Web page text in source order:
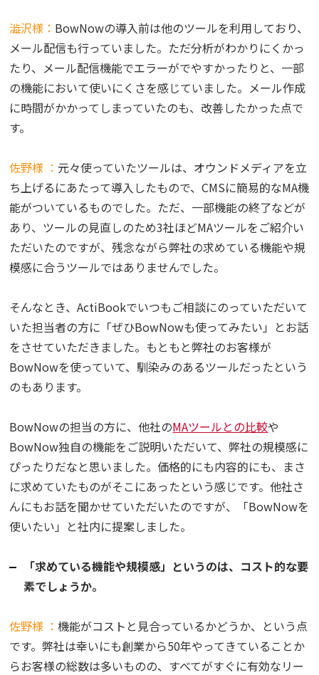
澁沢様： BowNowの導入前は他のツールを利用しており、
メール配信も行っていました。ただ分析がわかりにくかっ
たり、メール配信機能でエラーがでやすかったりと、一部
の機能において使いにくさを感じていました。メール作成
に時間がかかってしまっていたのも、改善したかった点で
す。
佐野様 ： 元々使っていたツールは、オウンドメディアを立
ち上げるにあたって導入したもので、CMSに簡易的なMA機
能がついているものでした。ただ、一部機能の終了などが
あり、ツールの見直しのため3社ほどMAツールをご紹介い
ただいたのですが、残念ながら弊社の求めている機能や規
模感に合うツールではありませんでした。
そんなとき、ActiBookでいつもご相談にのっていただいて
いた担当者の方に「ぜひBowNowも使ってみたい」とお話
をさせていただきました。もともと弊社のお客様が
BowNowを使っていて、馴染みのあるツールだったという
のもあります。
BowNowの担当の方に、他社のMAツールとの比較や
BowNow独自の機能をご説明いただいて、弊社の規模感に
ぴったりだなと思いました。価格的にも内容的にも、まさ
に求めていたものがそこにあったという感じです。他社さ
んにもお話を聞かせていただいたのですが、「BowNowを
使いたい」と社内に提案しました。
「求めている機能や規模感」というのは、コスト的な要
素でしょうか。
佐野様 ：機能がコストと見合っているかどうか、という点
です。弊社は幸いにも創業から50年やってきていることか
らお客様の総数は多いものの、すべてがすぐに有効なリー